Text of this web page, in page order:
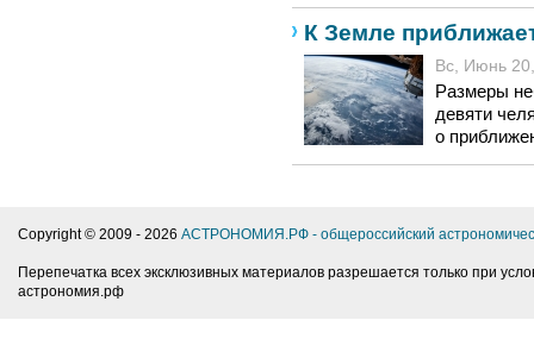
К Земле
Вс, Июнь
Размеры
девяти
о
Copyright © 2009 - 2026 АСТРОНОМИЯ.РФ - общероссийский
Перепечатка всех эксклюзивных материалов разрешается только при
астрономия.рф